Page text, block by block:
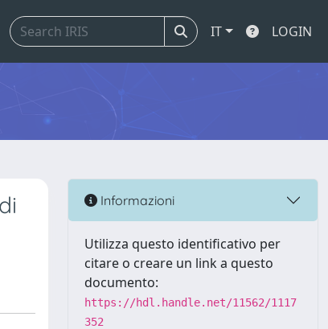
IT LOGIN
Informazioni
Utilizza questo identificativo per
citare o creare un link a questo
documento:
https://hdl.handle.net/11562/1117
352